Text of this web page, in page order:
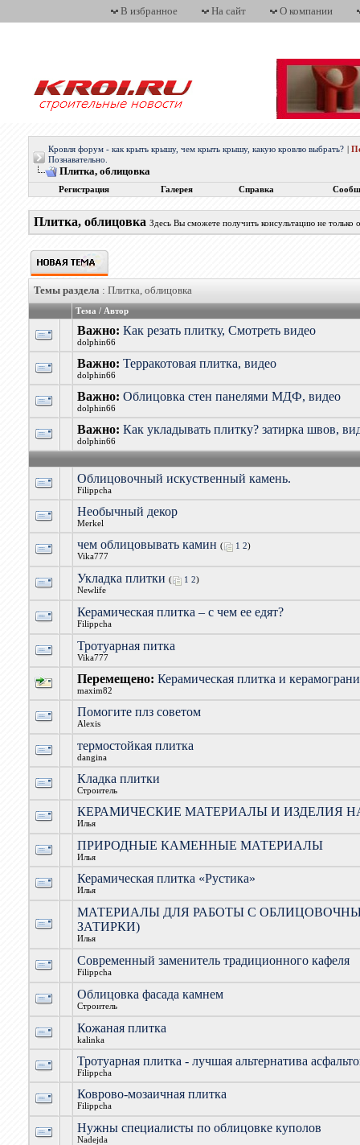
В избранное На сайт О компании
Кровля форум - как крыть крышу, чем крыть крышу, какую кровлю выбрать?
Познавательно.
Плитка, облицовка
Регистрация Галерея Справка
Плитка, облицовка Здесь Вы сможете получить консультацию не только
Темы раздела: Плитка, облицовка
Тема / Автор
Важно: Как резать плитку, Смотреть видео
dolphin66
Важно: Терракотовая плитка, видео
dolphin66
Важно: Облицовка стен панелями МДФ, видео
dolphin66
Важно: Как укладывать плитку? затирка швов,
dolphin66
Облицовочный искуственный камень.
Filippcha
Необычный декор
Merkel
чем облицовывать камин ( 1 2)
Vika777
Укладка плитки ( 1 2)
Newlife
Керамическая плитка – с чем ее едят?
Filippcha
Тротуарная питка
Vika777
Перемещено: Керамическая плитка и
maxim82
Помогите плз советом
Alexis
термостойкая плитка
dangina
Кладка плитки
Строитель
КЕРАМИЧЕСКИЕ МАТЕРИАЛЫ И ИЗДЕЛИЯ
Илья
ПРИРОДНЫЕ КАМЕННЫЕ МАТЕРИАЛЫ
Илья
Керамическая плитка «Рустика»
Илья
МАТЕРИАЛЫ ДЛЯ РАБОТЫ С
ЗАТИРКИ)
Илья
Современный заменитель традиционного кафеля
Filippcha
Облицовка фасада камнем
Строитель
Кожаная плитка
kalinka
Тротуарная плитка - лучшая альтернатива
Filippcha
Коврово-мозаичная плитка
Filippcha
Нужны специалисты по облицовке куполов
Nadejda